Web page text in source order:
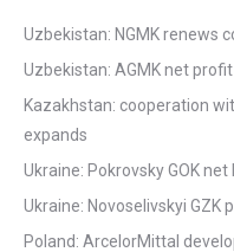
Uzbekistan: NGMK renews
Uzbekistan: AGMK net
Kazakhstan: cooperation
expands
Ukraine: Pokrovsky GOK net
Ukraine: Novoselivskyi GZK
Poland: ArcelorMittal